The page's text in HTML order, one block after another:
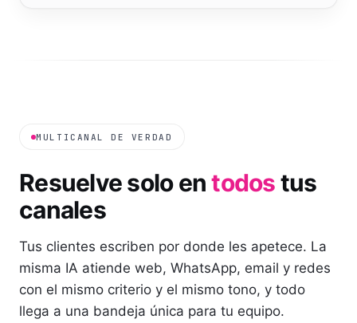
MULTICANAL DE VERDAD
Resuelve solo entodostus
canales
Tus clientes escriben por donde les apetece. La
misma IA atiende web, WhatsApp, email y redes
con el mismo criterio y el mismo tono, y todo
llega a una bandeja única para tu equipo.